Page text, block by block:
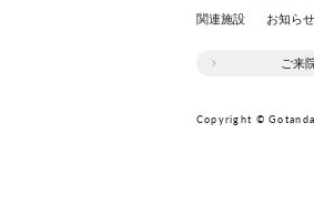
関連施設 お知らせ
ご来
Copyright ©